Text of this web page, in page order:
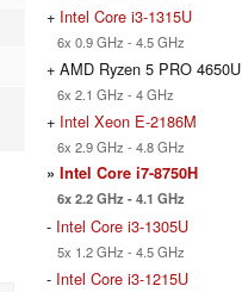
+ Intel Core i3-1315U
6x 0.9 GHz - 4.5 GHz
+ AMD Ryzen 5 PRO 4650U
6x 2.1 GHz - 4 GHz
+ Intel Xeon E-2186M
6x 2.9 GHz - 4.8 GHz
» Intel Core i7-8750H
6x 2.2 GHz - 4.1 GHz
- Intel Core i3-1305U
5x 1.2 GHz - 4.5 GHz
- Intel Core i3-1215U